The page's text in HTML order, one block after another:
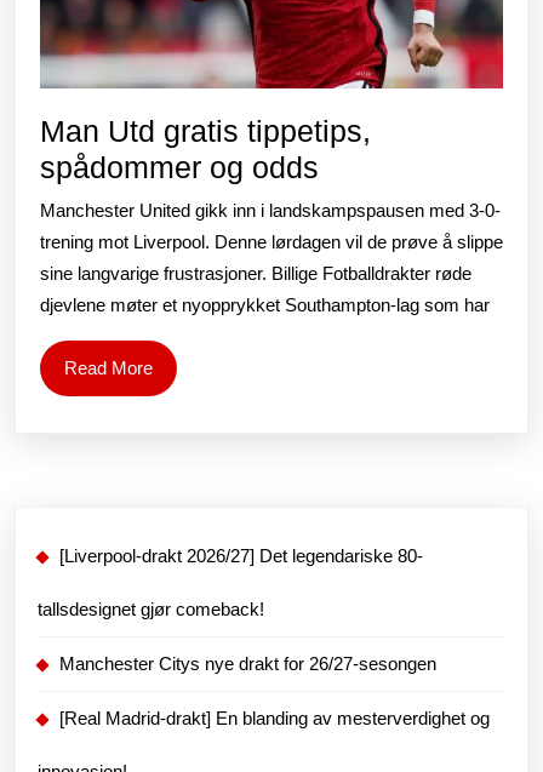
Man Utd gratis tippetips,
spådommer og odds
Utd
gratis
tippetips,
spådommer
Manchester United gikk inn i landskampspausen med 3-0-
trening mot Liverpool. Denne lørdagen vil de prøve å slippe
sine langvarige frustrasjoner. Billige Fotballdrakter røde
djevlene møter et nyopprykket Southampton-lag som har
Read MoreRead
More
[Liverpool-drakt 2026/27] Det legendariske 80-
tallsdesignet gjør comeback!
Manchester Citys nye drakt for 26/27-sesongen
[Real Madrid-drakt] En blanding av mesterverdighet og